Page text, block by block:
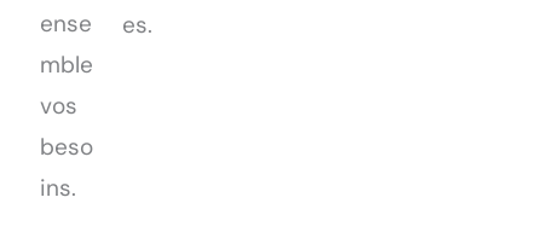
ense
mble
vos
beso
ins.
es.